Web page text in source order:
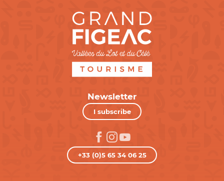
Newsletter
I subscribe
+33 (0)5 65 34 06 25